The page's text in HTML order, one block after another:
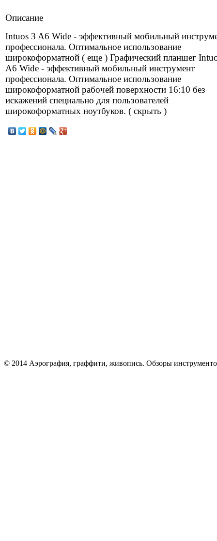
Описание
Intuos 3 A6 Wide - эффективный мобильный
профессионала. Оптимальное использование
широкоформатной ( еще ) Графический планшег
A6 Wide - эффективный мобильный инструмент
профессионала. Оптимальное использование
широкоформатной рабочей поверхности 16:10 без
искажений специально для пользователей
широкоформатных ноутбуков. ( скрыть )
© 2014 Аэрография, граффити, живопись. Обзоры